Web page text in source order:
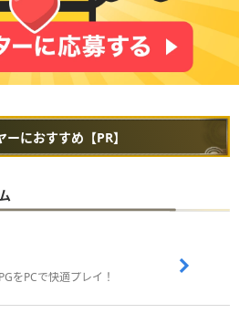
におすすめ【PR】
をPCで快適プレイ！